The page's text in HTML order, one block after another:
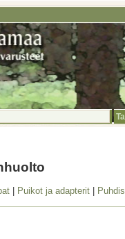
Puikot ja adapterit